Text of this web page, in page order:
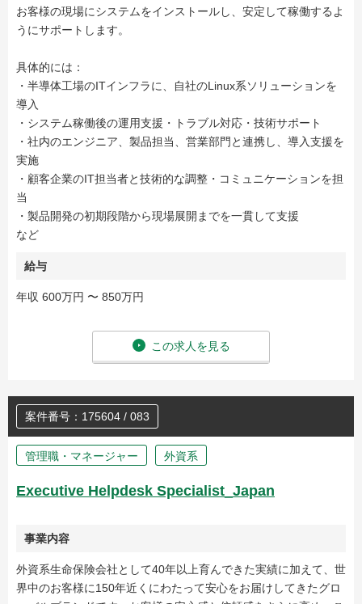
お客様の現場にシステムをインストールし、安定して稼働するよ
うにサポートします。
具体的には：
・半導体工場のITインフラに、自社のLinux系ソリューションを
導入
・システム稼働後の運用支援・トラブル対応・技術サポート
・社内のエンジニア、製品担当、営業部門と連携し、導入支援を
実施
・顧客企業のIT担当者と技術的な調整・コミュニケーションを担
当
・製品開発の初期段階から現場展開までを一貫して支援
など
給与
年収 600万円 〜 850万円
この求人を見る
案件番号：175604 / 083
管理職・マネージャー 外資系
Executive Helpdesk Specialist_Japan
事業内容
外資系生命保険会社として40年以上育んできた実績に加えて、世
界中のお客様に150年近くにわたって安心をお届けしてきたグロ